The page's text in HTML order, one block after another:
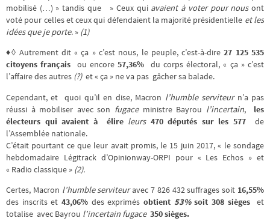
mobilisé (…) » tandis que » Ceux quiavaient à voter pour nousont
voté pour celles et ceux qui défendaient la majorité présidentielle et les
idées que je porte. » (1)
♦◊ Autrement dit «ça » c’est nous, le peuple, c’est-à-dire27 125 535
citoyens français
ou encore57,36% du corps électoral, « ça» c’est
l’affaire des autres (?) et « ça » ne va pas gâcher sa balade.
Cependant, et quoi qu’il en dise, Macron l’humble serviteur n’a pas
réussi à mobiliser avec son fugaceministre Bayrou l’incertain,
les
électeurs qui avaient à élire leurs470 députés sur les 577de
l’Assemblée nationale.
C’était pourtant ce que leur avait promis, le 15 juin 2017, « le sondage
hebdomadaire Légitrack d’Opinionway-ORPI pour « Les Echos » et
« Radio classique » (2).
Certes, Macron l’humble serviteuravec 7 826 432 suffrages soit 16,55%
des inscrits et 43,06% des exprimés obtient 53%soit 308 sièges
et
totalise avec Bayrou l’incertain fugace 350 sièges.